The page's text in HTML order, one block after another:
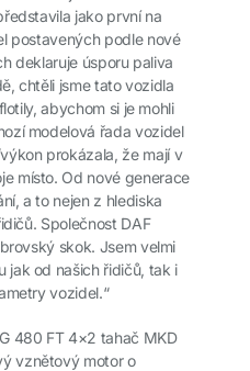
jako první na
postavených podle nové
deklaruje úsporu paliva
chtěli jsme tato vozidla
abychom si je mohli
modelová řada vozidel
prokázala, že mají v
místo. Od nové generace
a to nejen z hlediska
Společnost DAF
skok. Jsem velmi
jak od našich řidičů, tak i
vozidel.“
480 FT 4×2 tahač MKD
vznětový motor o